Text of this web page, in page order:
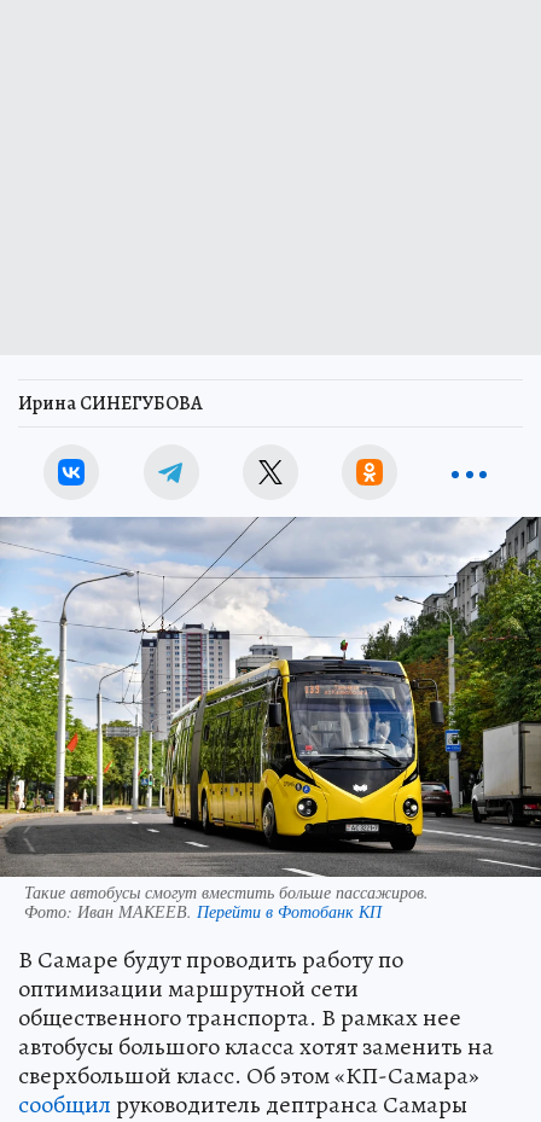
Ирина СИНЕГУБОВА
Такие автобусы смогут вместить больше пассажиров.
Фото: Иван МАКЕЕВ. Перейти в Фотобанк КП
В Самаре будут проводить работу по
оптимизации маршрутной сети
общественного транспорта. В рамках нее
автобусы большого класса хотят заменить на
сверхбольшой класс. Об этом «КП-Самара»
сообщилруководитель дептранса Самары